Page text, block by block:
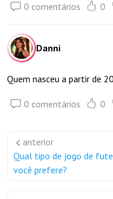
0 comentários 0
Danni
Quem nasceu a partir de
0 comentários 0
anterior
Qual tipo de jogo de
você prefere?